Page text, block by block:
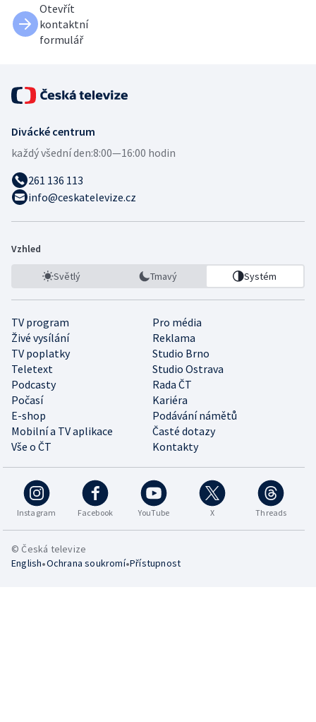
Otevřít
kontaktní
formulář
Divácké centrum
každý všední den:8:00—16:00 hodin
261 136 113
info@ceskatelevize.cz
Vzhled
Světlý Tmavý Systém
TV program
Pro média
Živé vysílání
Reklama
TV poplatky
Studio Brno
Teletext
Studio Ostrava
Podcasty
Rada ČT
Počasí
Kariéra
E-shop
Podávání námětů
Mobilní a TV aplikace
Časté dotazy
Vše o ČT
Kontakty
Instagram Facebook YouTube X Threads
© Česká televize
English•Ochrana soukromí•Přístupnost